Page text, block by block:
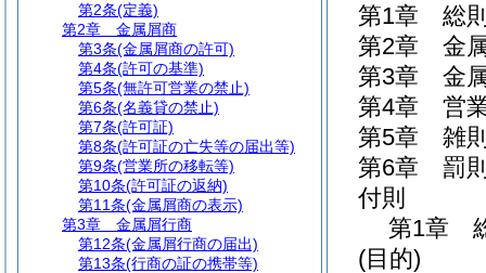
第1章
総
第2章
金
第3章
金
第4章
営
第5章
雑
第6章
罰
付則
第1章
(目的)
第2条(定義)
第2章
金属屑商
第3条(金属屑商の許可)
第4条(許可の基準)
第5条(無許可営業の禁止)
第6条(名義貸の禁止)
第7条(許可証)
第8条(許可証の亡失等の届出等)
第9条(営業所の移転等)
第10条(許可証の返納)
第11条(金属屑商の表示)
第3章
金属屑行商
第12条(金属屑行商の届出)
第13条(行商の証の携帯等)